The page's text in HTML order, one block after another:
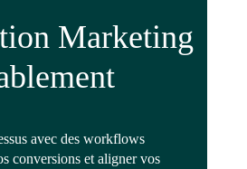
Marketing
avec des workflows
conversions et aligner vos